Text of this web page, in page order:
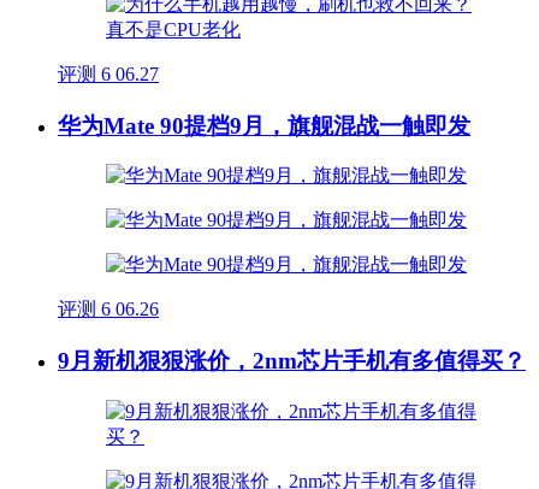
评测 6 06.27
华为Mate 90提档9月，旗舰混战一触即发
评测 6 06.26
9月新机狠狠涨价，2nm芯片手机有多值得买？